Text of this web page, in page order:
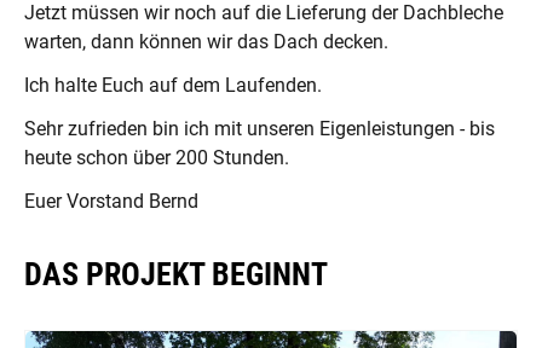
Jetzt müssen wir noch auf die Lieferung der Dachbleche
warten, dann können wir das Dach decken.
Ich halte Euch auf dem Laufenden.
Sehr zufrieden bin ich mit unseren Eigenleistungen - bis
heute schon über 200 Stunden.
Euer Vorstand Bernd
DAS PROJEKT BEGINNT